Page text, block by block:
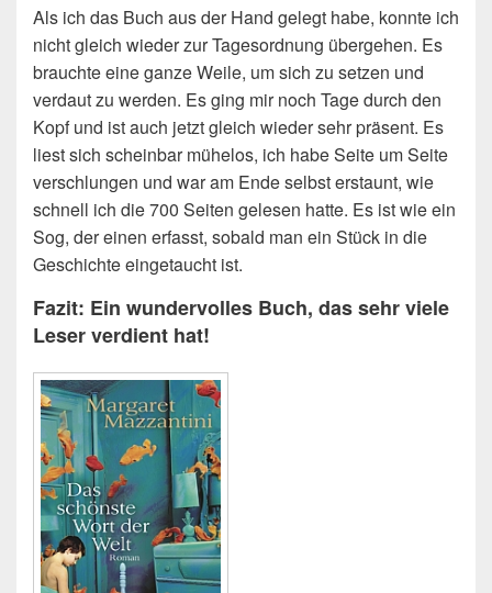
Als ich das Buch aus der Hand gelegt habe, konnte ich
nicht gleich wieder zur Tagesordnung übergehen. Es
brauchte eine ganze Weile, um sich zu setzen und
verdaut zu werden. Es ging mir noch Tage durch den
Kopf und ist auch jetzt gleich wieder sehr präsent. Es
liest sich scheinbar mühelos, ich habe Seite um Seite
verschlungen und war am Ende selbst erstaunt, wie
schnell ich die 700 Seiten gelesen hatte. Es ist wie ein
Sog, der einen erfasst, sobald man ein Stück in die
Geschichte eingetaucht ist.
Fazit: Ein wundervolles Buch, das sehr viele
Leser verdient hat!